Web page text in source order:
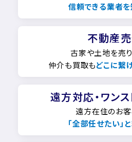
信頼できる業者
不動産
古家や土地を売り
仲介も買取もどこに繋
遠方対応・ワン
遠方在住のお
「全部任せたい」